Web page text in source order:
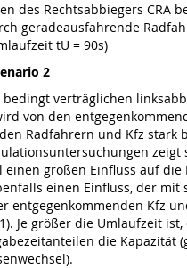
des Rechtsabbiegers CRA
geradeausfahrende
tU = 90s)
2
bedingt verträglichen
von den
Radfahrern und Kfz stark
zeigt
einen großen Einfluss auf die
einen Einfluss, der mit
entgegenkommenden Kfz
Je größer die Umlaufzeit
die Kapazität